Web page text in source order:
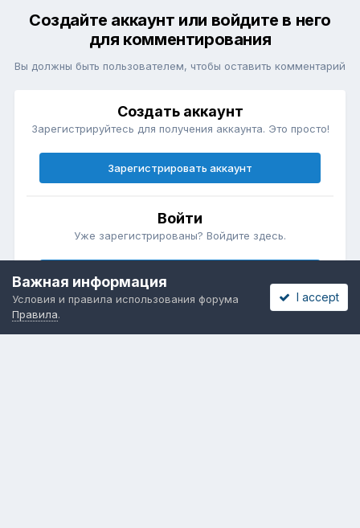
Создайте аккаунт или войдите в него
для комментирования
Вы должны быть пользователем, чтобы оставить комментарий
Создать аккаунт
Зарегистрируйтесь для получения аккаунта. Это просто!
Зарегистрировать аккаунт
Войти
Уже зарегистрированы? Войдите здесь.
Важная информация
Условия и правила использования форума
Правила.
I accept